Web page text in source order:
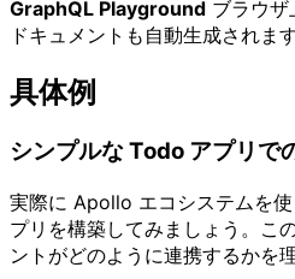
GraphQL Playground ブラウザ
ドキュメントも自動生成されます
具体例
シンプルな Todo アプリで
実際に Apollo エコシステムを
プリを構築してみましょう。こ
ントがどのように連携するかを